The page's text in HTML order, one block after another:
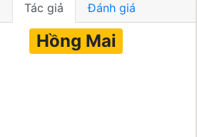
Tác giả Đánh giá
Hồng Mai